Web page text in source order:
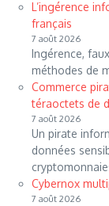
L’ingérence
français
7 août 2026
Ingérence,
méthodes de
Commerce
téraoctets de
7 août 2026
Un pirate
données
Cybernox
7 août 2026